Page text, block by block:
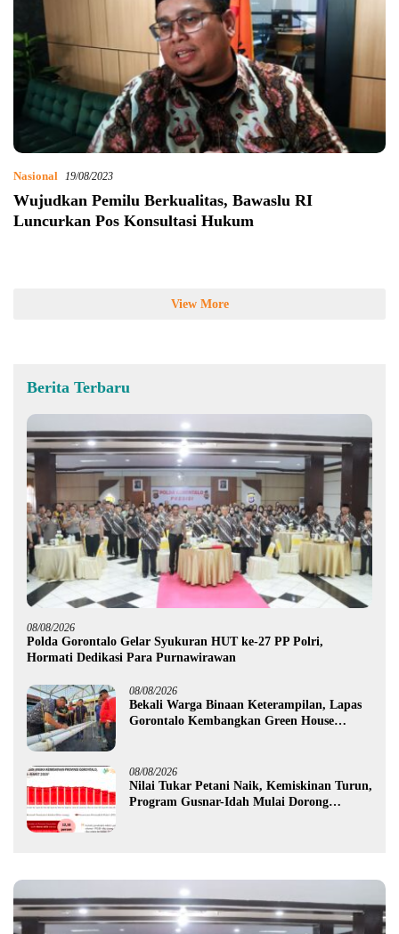
Nasional 19/08/2023
Wujudkan Pemilu Berkualitas, Bawaslu RI
Luncurkan Pos Konsultasi Hukum
View More
Berita Terbaru
08/08/2026
Polda Gorontalo Gelar Syukuran HUT ke-27 PP Polri,
Hormati Dedikasi Para Purnawirawan
08/08/2026
Bekali Warga Binaan Keterampilan, Lapas
Gorontalo Kembangkan Green House
08/08/2026
Nilai Tukar Petani Naik, Kemiskinan Turun,
Program Gusnar-Idah Mulai Dorong